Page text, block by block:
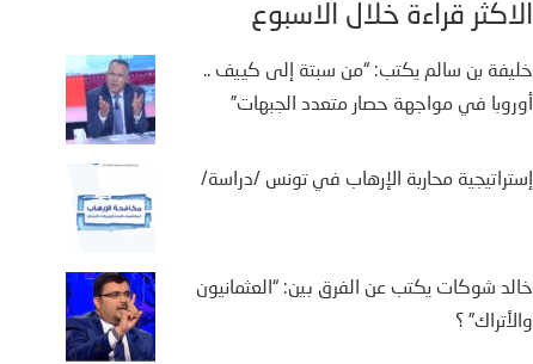
الأكثر قراءة خلال الأسبوع
خليفة بن سالم يكتب: “من سبتة إلى كييف ..
أوروبا في مواجهة حصار متعدد الجبهات”
إستراتيجية محاربة الإرهاب في تونس /دراسة/
خالد شوكات يكتب عن الفرق بين: “العثمانيون
والأتراك” ؟